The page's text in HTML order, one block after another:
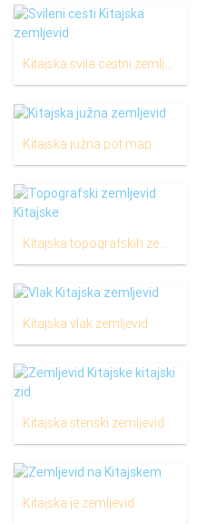
Kitajska svila cestni zemljevid
Kitajska južna pot map
Kitajska topografskih zemljevidov
Kitajska vlak zemljevid
Kitajska stenski zemljevid
Kitajska je zemljevid